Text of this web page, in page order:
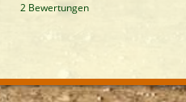
2 Bewertungen